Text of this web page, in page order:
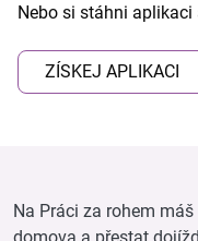
Nebo si stáhni
ZÍSKEJ APLIKACI
Na Práci za rohem
domova a přestat